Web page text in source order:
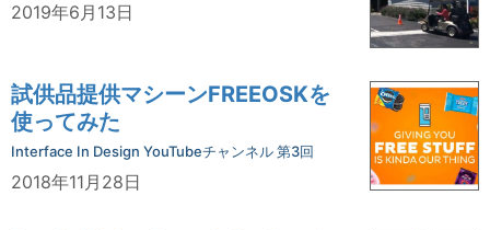
2019年6月13日
試供品提供マシーンFREEOSKを
使ってみた
Interface In Design YouTubeチャンネル 第3回
2018年11月28日